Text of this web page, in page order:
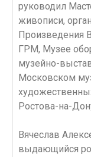
руководил
живописи,
Произведения
ГРМ, Музее
музейно-
Московском
Ростова-на-
Вячеслав
выдающийся